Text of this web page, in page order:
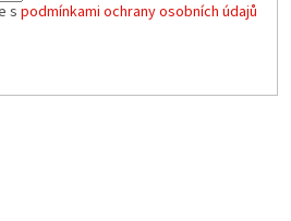
s podmínkami ochrany osobních údajů